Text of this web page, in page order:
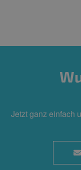
Jetzt ganz einfach